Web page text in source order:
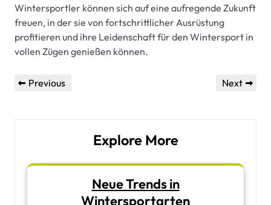
Wintersportler können sich auf eine aufregende Zukunft
freuen, in der sie von fortschrittlicher Ausrüstung
profitieren und ihre Leidenschaft für den Wintersport in
vollen Zügen genießen können.
Beitragsnavigation
Previous
Previous
Next
Next
Explore More
Neue Trends in
Wintersportarten